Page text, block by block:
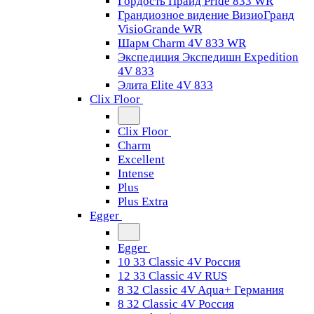
Грандиозное видение ВизиоГранд
VisioGrande WR
Шарм Charm 4V 833 WR
Экспедиция Экспедишн Expedition
4V 833
Элита Elite 4V 833
Clix Floor
Clix Floor
Charm
Excellent
Intense
Plus
Plus Extra
Egger
Egger
10 33 Classic 4V Россия
12 33 Classic 4V RUS
8 32 Classic 4V Aqua+ Германия
8 32 Classic 4V Россия